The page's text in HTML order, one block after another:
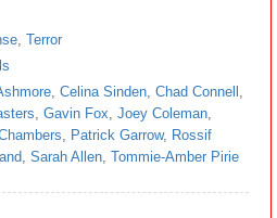
Terror
Celina Sinden Chad Connell
Gavin Fox Joey Coleman
Patrick Garrow, Rossif
Sarah Allen Tommie-Amber Pirie